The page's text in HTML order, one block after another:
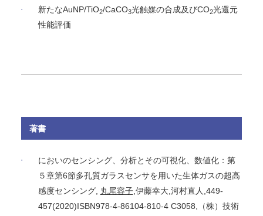
新たなAuNP/TiO2/CaCO3光触媒の合成及びCO2光還元
性能評価
著書
においのセンシング、分析とその可視化、数値化：第
５章第6節多孔質ガラスセンサを用いた生体ガスの超高
感度センシング, 丸尾容子,伊藤幸大,河村直人,449-
457(2020)ISBN978-4-86104-810-4 C3058,（株）技術